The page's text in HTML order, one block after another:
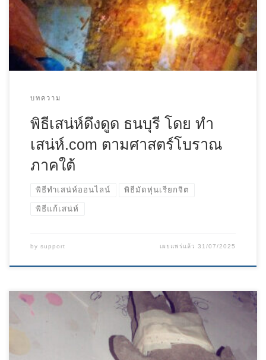
บทความ
พิธีเสน่ห์ดึงดูด ธนบุรี โดย ทํา
เสน่ห์.com ตามศาสตร์โบราณ
ภาคใต้
พิธีทำเสน่ห์ออนไลน์ พิธีมัดหุ่นเรียกจิต
พิธีแก้เสน่ห์
by support เผยแพร่แล้ว31/07/2025